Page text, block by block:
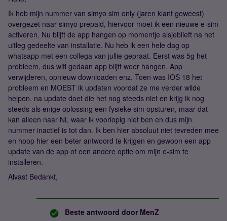
Ik heb mijn nummer van simyo sim only (jaren klant geweest)
overgezet naar simyo prepaid, hiervoor moet ik een nieuwe e-sim
activeren. Nu blijft de app hangen op momentje alsjeblieft na het
uitleg gedeelte van installatie. Nu heb ik een hele dag op
whatsapp met een collega van jullie gepraat. Eerst was 5g het
probleem, dus wifi gedaan app blijft weer hangen. App
verwijderen, opnieuw downloaden enz. Toen was IOS 18 het
probleem en MOEST ik updaten voordat ze me verder wilde
helpen. na update doet die het nog steeds niet en krijg ik nog
steeds als enige oplossing een fysieke sim opsturen, maar dat
kan alleen naar NL waar ik voorlopig niet ben en dus mijn
nummer inactief is tot dan. Ik ben hier absoluut niet tevreden mee
en hoop hier een beter antwoord te krijgen en gewoon een app
update van de app of een andere optie om mijn e-sim te
installeren.
Alvast Bedankt,
Beste antwoord door MenZ